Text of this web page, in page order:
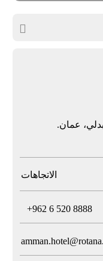

عمان.
الاتجاهات
+962 6 520 8888